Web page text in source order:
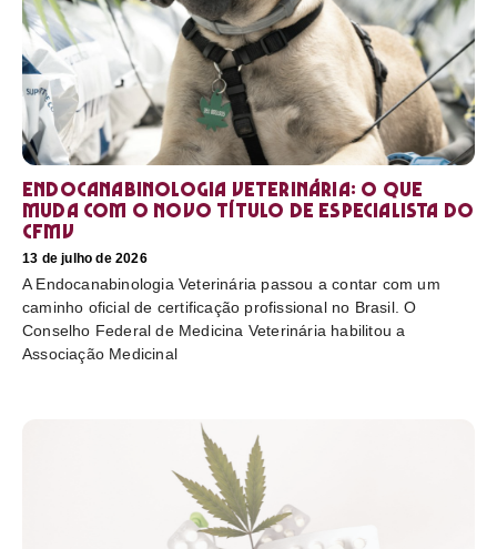
Endocanabinologia Veterinária: o que
muda com o novo título de especialista do
CFMV
13 de julho de 2026
A Endocanabinologia Veterinária passou a contar com um
caminho oficial de certificação profissional no Brasil. O
Conselho Federal de Medicina Veterinária habilitou a
Associação Medicinal